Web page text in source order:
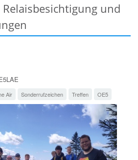
Relaisbesichtigung und
Air Sonderrufzeichen Treffen OE5